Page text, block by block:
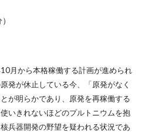
月から本格稼働する計画が進められ
発が休止している今、「原発がなく
が明らかであり、原発を再稼働する
いきれないほどのプルトニウムを抱
兵器開発の野望を疑われる状況であ